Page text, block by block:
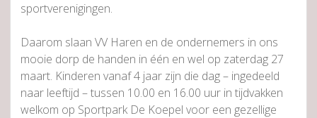
sportverenigingen.
Daarom slaan VV Haren en de ondernemers in ons
mooie dorp de handen in één en wel op zaterdag 27
maart. Kinderen vanaf 4 jaar zijn die dag – ingedeeld
naar leeftijd – tussen 10.00 en 16.00 uur in tijdvakken
welkom op Sportpark De Koepel voor een gezellige